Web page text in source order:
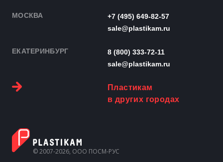
МОСКВА
+7 (495) 649-82-57
sale@plastikam.ru
ЕКАТЕРИНБУРГ
8 (800) 333-72-11
sale@plastikam.ru
Пластикам
в других городах
© 2007-2026, ООО ПОСМ-РУС